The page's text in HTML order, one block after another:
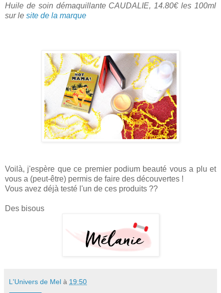
Huile de soin démaquillante CAUDALIE, 14.80€ les 100ml
sur le site de la marque
Voilà, j'espère que ce premier podium beauté vous a plu et
vous a (peut-être) permis de faire des découvertes !
Vous avez déjà testé l'un de ces produits ??
Des bisous
L'Univers de Mel à 19:50